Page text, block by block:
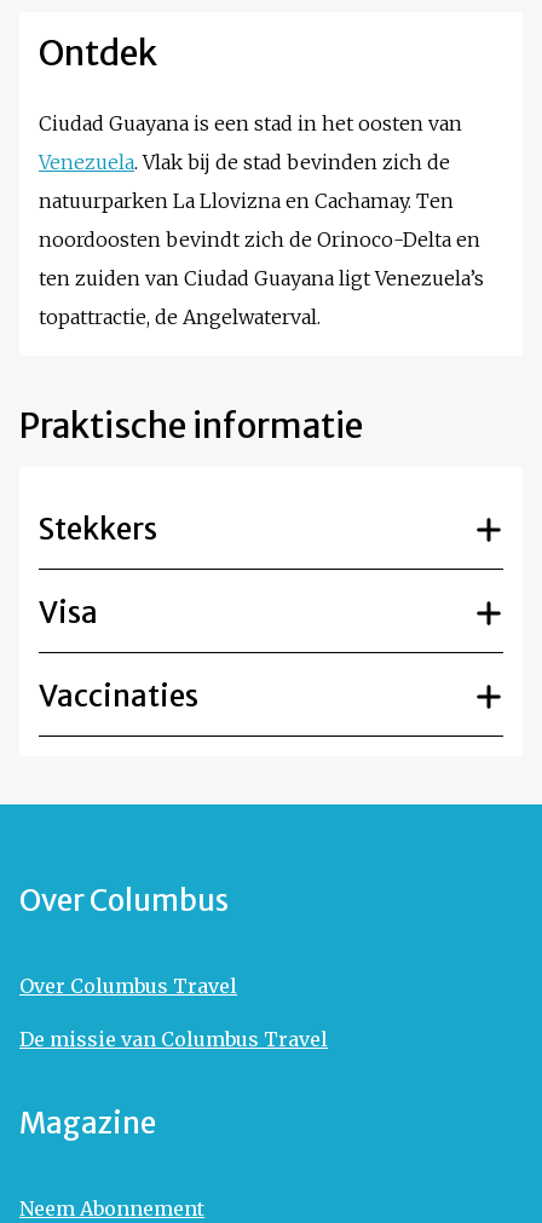
Ontdek
Ciudad Guayana is een stad in het oosten van
Venezuela. Vlak bij de stad bevinden zich de
natuurparken La Llovizna en Cachamay. Ten
noordoosten bevindt zich de Orinoco-Delta en
ten zuiden van Ciudad Guayana ligt Venezuela’s
topattractie, de Angelwaterval.
Praktische informatie
Stekkers
Visa
Vaccinaties
Over Columbus
Over Columbus Travel
De missie van Columbus Travel
Magazine
Neem Abonnement